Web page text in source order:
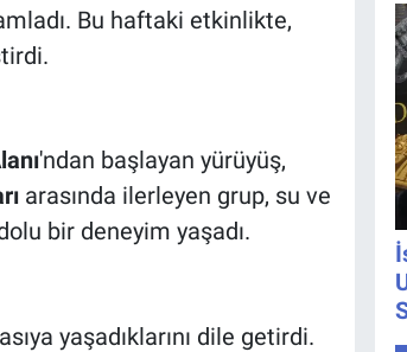
Bu haftaki etkinlikte,
'ndan başlayan yürüyüş,
arasında ilerleyen grup, su ve
bir deneyim yaşadı.
yaşadıklarını dile getirdi.